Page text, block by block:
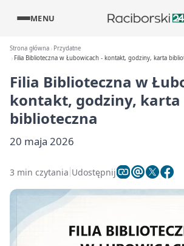
MENU
Strona główna
Przydatne
Filia Biblioteczna w Łubowicach - kontakt, godziny, karta
Filia Biblioteczna w
kontakt, godziny, karta
biblioteczna
20 maja 2026
3 min czytania Udostępnij